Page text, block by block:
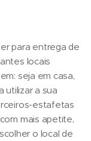
para entrega de
locais
seja em casa,
utilizar a sua
estafetas
mais apetite,
o local de